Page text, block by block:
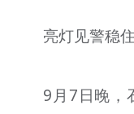
亮灯见警稳
9月7日晚，